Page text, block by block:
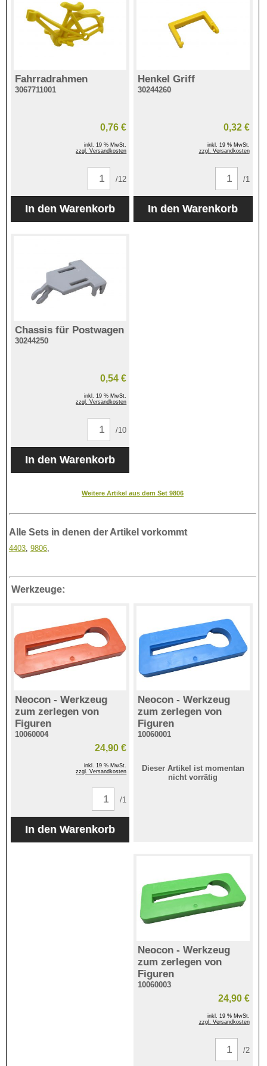
Fahrradrahmen
3067711001
0,76 €
inkl. 19 % MwSt.
zzgl. Versandkosten
/12
Henkel Griff
30244260
0,32 €
inkl. 19 % MwSt.
zzgl. Versandkosten
/1
Chassis für Postwagen
30244250
0,54 €
inkl. 19 % MwSt.
zzgl. Versandkosten
/10
Weitere Artikel aus dem Set 9806
Alle Sets in denen der Artikel vorkommt
4403 9806
Werkzeuge:
Neocon - Werkzeug
zum zerlegen von
Figuren
10060004
24,90 €
inkl. 19 % MwSt.
zzgl. Versandkosten
/1
Neocon - Werkzeug
zum zerlegen von
Figuren
10060001
Dieser Artikel ist momentan
nicht vorrätig
Neocon - Werkzeug
zum zerlegen von
Figuren
10060003
24,90 €
inkl. 19 % MwSt.
zzgl. Versandkosten
/2